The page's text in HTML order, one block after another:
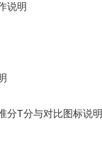
说明
分T分与对比图标说明